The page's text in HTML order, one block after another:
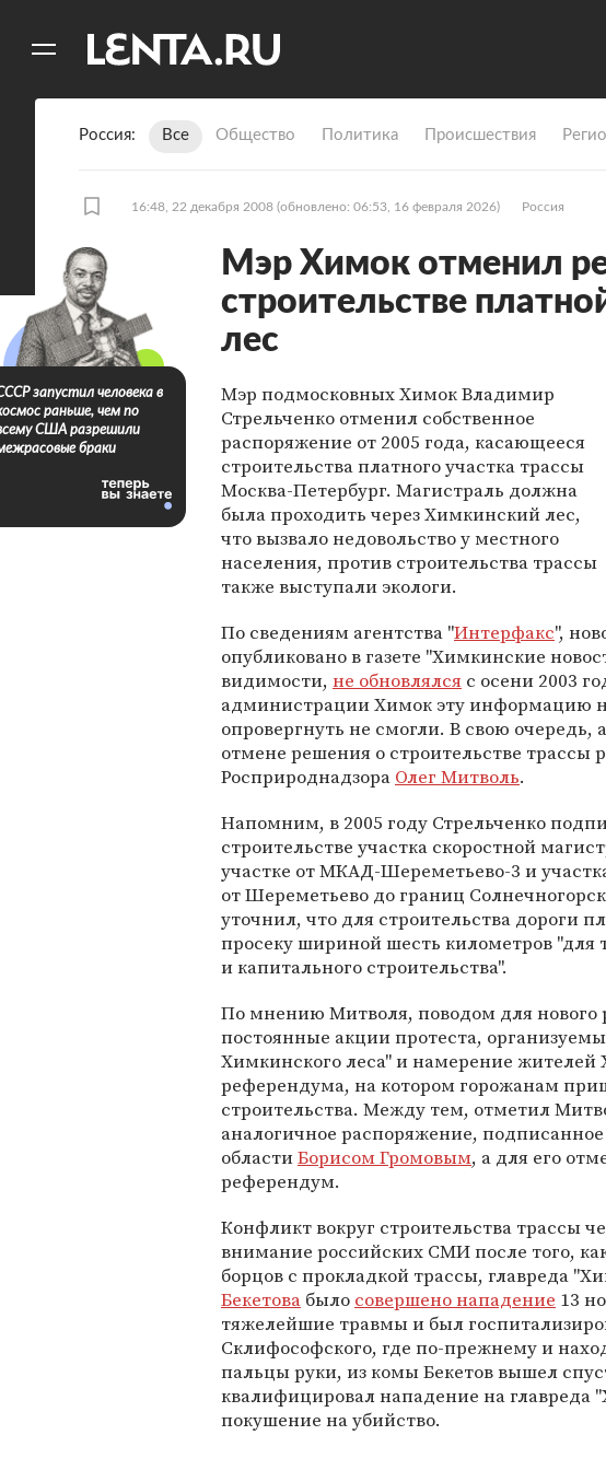
Россия Все Общество Политика Происшествия
16:48, 22 декабря 2008 (обновлено: 06:53, 16 февраля 2026) Россия
Мэр Химок отменил
строительстве
лес
Мэр подмосковных Химок Владимир
Стрельченко отменил собственное
распоряжение от 2005 года, касающееся
строительства платного участка трассы
Москва-Петербург. Магистраль должна
была проходить через Химкинский лес,
что вызвало недовольство у местного
населения, против строительства трассы
также выступали экологи.
По сведениям агентства "Интерфакс",
опубликовано в газете "Химкинские
видимости, не обновлялся с осени 2003
администрации Химок эту информацию
опровергнуть не смогли. В свою очередь,
отмене решения о строительстве трассы
Росприроднадзора Олег Митволь.
Напомним, в 2005 году Стрельченко
строительстве участка скоростной
участке от МКАД-Шереметьево-3 и
от Шереметьево до границ
уточнил, что для строительства дороги
просеку шириной шесть километров
и капитального строительства".
По мнению Митволя, поводом для нового
постоянные акции протеста,
Химкинского леса" и намерение
референдума, на котором горожанам
строительства. Между тем, отметил
аналогичное распоряжение,
областиБорисом Громовым, а для его
референдум.
Конфликт вокруг строительства трассы
внимание российских СМИ после того,
борцов с прокладкой трассы, главреда
Бекетова было совершено нападение 13
тяжелейшие травмы и был
Склифософского, где по-прежнему и
пальцы руки, из комы Бекетов вышел
квалифицировал нападение на главреда
покушение на убийство.
запустил человека в
раньше, чем по
США разрешили
браки